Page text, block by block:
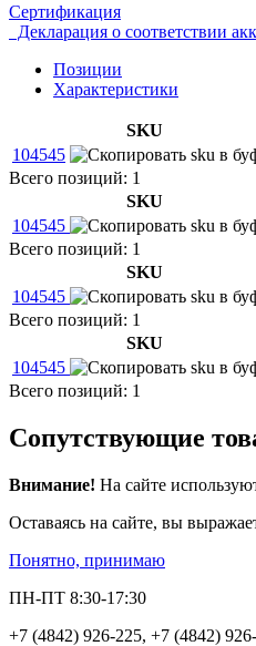
Сертификация
Декларация о соответствии
Позиции
Характеристики
SKU
104545
Всего позиций: 1
SKU
104545
Всего позиций: 1
SKU
104545
Всего позиций: 1
SKU
104545
Всего позиций: 1
Сопутствующие
Внимание! На сайте
Оставаясь на сайте, вы
Понятно, принимаю
ПН-ПТ 8:30-17:30
+7 (4842) 926-225, +7 (4842)